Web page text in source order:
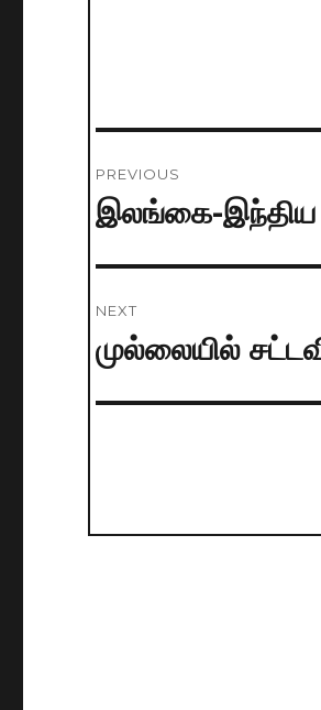
navigation
PREVIOUS
Previous
இலங்கை-இந்திய
NEXT
Next
post:
முல்லையில்